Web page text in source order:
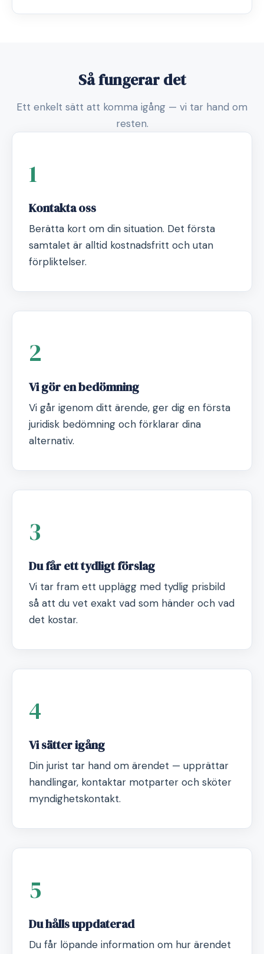
Så fungerar det
Ett enkelt sätt att komma igång — vi tar hand om
resten.
1
Kontakta oss
Berätta kort om din situation. Det första
samtalet är alltid kostnadsfritt och utan
förpliktelser.
2
Vi gör en bedömning
Vi går igenom ditt ärende, ger dig en första
juridisk bedömning och förklarar dina
alternativ.
3
Du får ett tydligt förslag
Vi tar fram ett upplägg med tydlig prisbild
så att du vet exakt vad som händer och vad
det kostar.
4
Vi sätter igång
Din jurist tar hand om ärendet — upprättar
handlingar, kontaktar motparter och sköter
myndighetskontakt.
5
Du hålls uppdaterad
Du får löpande information om hur ärendet